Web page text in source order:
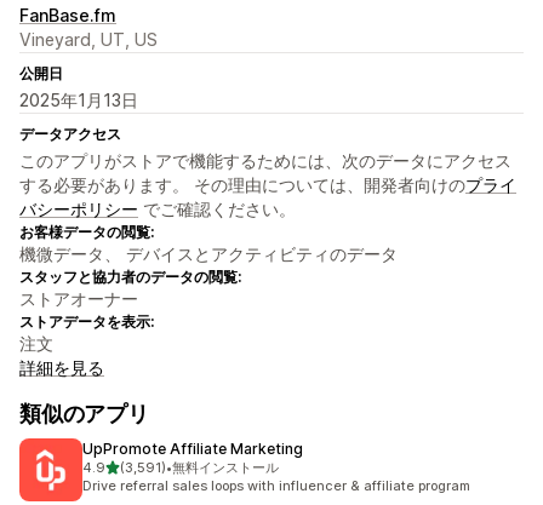
FanBase.fm
Vineyard, UT, US
公開日
2025年1月13日
データアクセス
このアプリがストアで機能するためには、次のデータにアクセス
する必要があります。 その理由については、開発者向けのプライ
バシーポリシー でご確認ください。
お客様データの閲覧:
機微データ、 デバイスとアクティビティのデータ
スタッフと協力者のデータの閲覧:
ストアオーナー
ストアデータを表示:
注文
詳細を見る
類似のアプリ
UpPromote Affiliate Marketing
4.95つ星中
(3,591)
合計レビュー数：3591件
•無料インストール
Drive referral sales loops with influencer & affiliate program